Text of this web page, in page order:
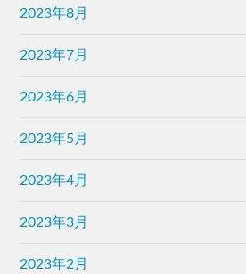
2023年8月
2023年7月
2023年6月
2023年5月
2023年4月
2023年3月
2023年2月